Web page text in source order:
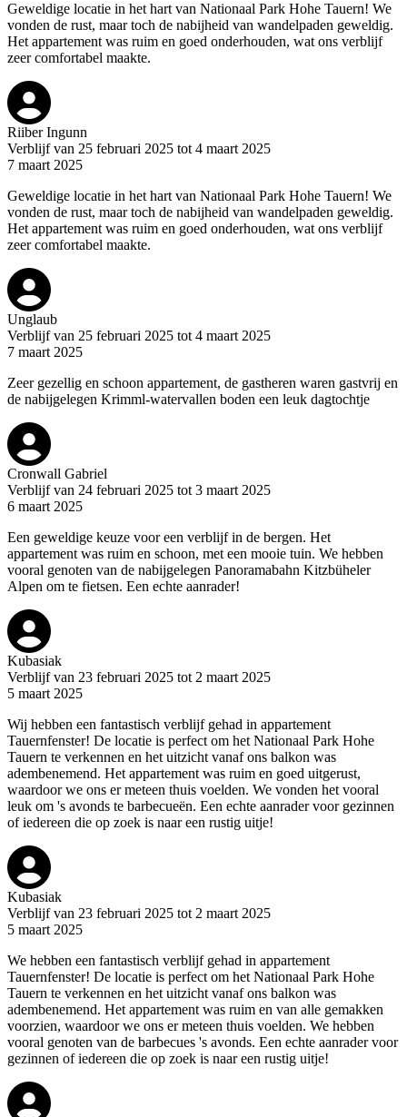
Geweldige locatie in het hart van Nationaal Park Hohe Tauern! We
vonden de rust, maar toch de nabijheid van wandelpaden geweldig.
Het appartement was ruim en goed onderhouden, wat ons verblijf
zeer comfortabel maakte.
Riiber Ingunn
Verblijf van 25 februari 2025 tot 4 maart 2025
7 maart 2025
Geweldige locatie in het hart van Nationaal Park Hohe Tauern! We
vonden de rust, maar toch de nabijheid van wandelpaden geweldig.
Het appartement was ruim en goed onderhouden, wat ons verblijf
zeer comfortabel maakte.
Unglaub
Verblijf van 25 februari 2025 tot 4 maart 2025
7 maart 2025
Zeer gezellig en schoon appartement, de gastheren waren gastvrij en
de nabijgelegen Krimml-watervallen boden een leuk dagtochtje
Cronwall Gabriel
Verblijf van 24 februari 2025 tot 3 maart 2025
6 maart 2025
Een geweldige keuze voor een verblijf in de bergen. Het
appartement was ruim en schoon, met een mooie tuin. We hebben
vooral genoten van de nabijgelegen Panoramabahn Kitzbüheler
Alpen om te fietsen. Een echte aanrader!
Kubasiak
Verblijf van 23 februari 2025 tot 2 maart 2025
5 maart 2025
Wij hebben een fantastisch verblijf gehad in appartement
Tauernfenster! De locatie is perfect om het Nationaal Park Hohe
Tauern te verkennen en het uitzicht vanaf ons balkon was
adembenemend. Het appartement was ruim en goed uitgerust,
waardoor we ons er meteen thuis voelden. We vonden het vooral
leuk om 's avonds te barbecueën. Een echte aanrader voor gezinnen
of iedereen die op zoek is naar een rustig uitje!
Kubasiak
Verblijf van 23 februari 2025 tot 2 maart 2025
5 maart 2025
We hebben een fantastisch verblijf gehad in appartement
Tauernfenster! De locatie is perfect om het Nationaal Park Hohe
Tauern te verkennen en het uitzicht vanaf ons balkon was
adembenemend. Het appartement was ruim en van alle gemakken
voorzien, waardoor we ons er meteen thuis voelden. We hebben
vooral genoten van de barbecues 's avonds. Een echte aanrader voor
gezinnen of iedereen die op zoek is naar een rustig uitje!